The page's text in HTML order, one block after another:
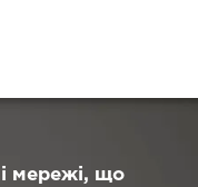
мережі, що